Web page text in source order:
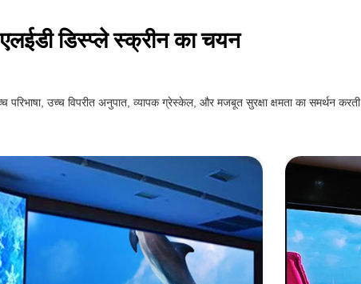
एलईडी डिस्प्ले स्क्रीन का चयन
उच्च विपरीत अनुपात, व्यापक ग्रेस्केल, और मजबूत सुरक्षा क्षमता का समर्थन करती